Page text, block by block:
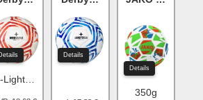
Light (290g)
Light (290 g)
Details
Details
350g